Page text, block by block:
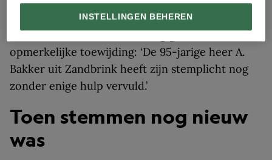
stemmen, was de 101-jarige weduwe Lubberts.’
Ook in Barneveld werd verslag gedaan van
opmerkelijke toewijding: ‘De 95-jarige heer A.
Bakker uit Zandbrink heeft zijn stemplicht nog
zonder enige hulp vervuld.’
Toen stemmen nog nieuw
was
INSTELLINGEN BEHEREN